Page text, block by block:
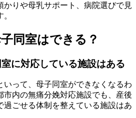
かりや母乳サポート、病院選びで見
同室はできる？
に対応している施設はある
いって、母子同室ができなくなるわ
市内の無痛分娩対応施設でも、産後
過ごせる体制を整えている施設はあ